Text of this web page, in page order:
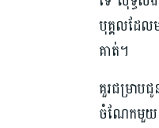
បុគ្គល​ដែល
គាត់។​
គួរជម្រាប​
ចំណែក​មួយ